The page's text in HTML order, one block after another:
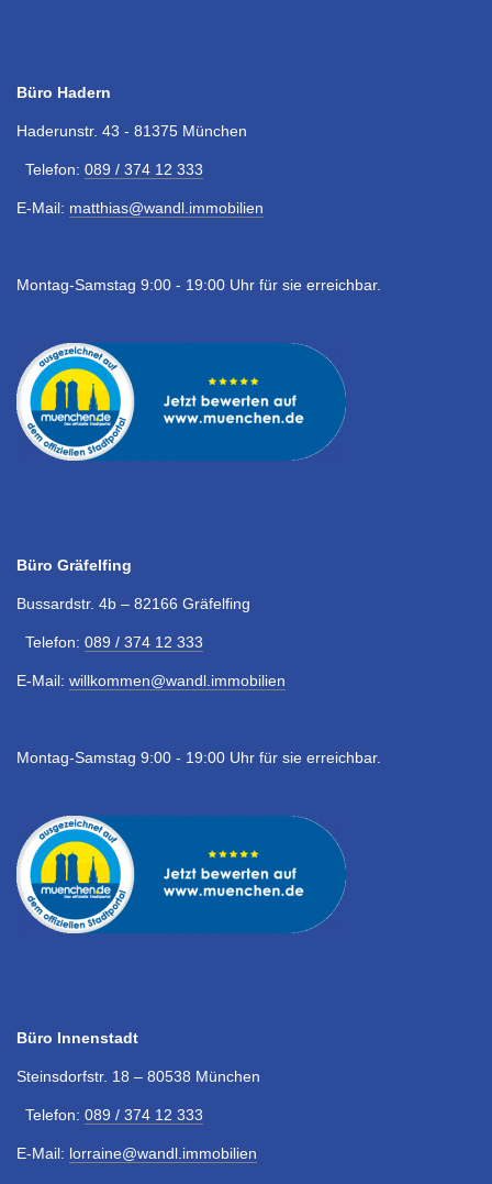
Büro Hadern
Haderunstr. 43 - 81375 München
Telefon: 089 / 374 12 333
E-Mail: matthias@wandl.immobilien
Montag-Samstag 9:00 - 19:00 Uhr für sie erreichbar.
Büro Gräfelfing
Bussardstr. 4b – 82166 Gräfelfing
Telefon: 089 / 374 12 333
E-Mail: willkommen@wandl.immobilien
Montag-Samstag 9:00 - 19:00 Uhr für sie erreichbar.
Büro Innenstadt
Steinsdorfstr. 18 – 80538 München
Telefon: 089 / 374 12 333
E-Mail: lorraine@wandl.immobilien